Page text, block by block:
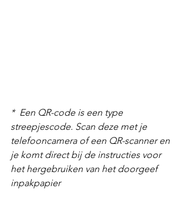
* Een QR-code is een type
streepjescode. Scan deze met je
telefooncamera of een QR-scanner en
je komt direct bij de instructies voor
het hergebruiken van het doorgeef
inpakpapier